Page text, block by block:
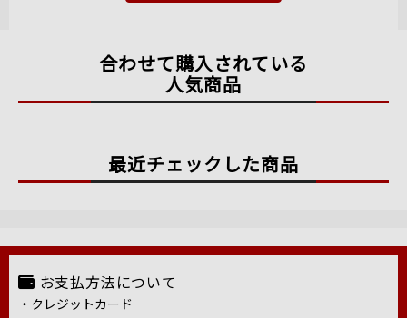
合わせて購入されている
人気商品
最近チェックした商品
お支払方法について
・クレジットカード